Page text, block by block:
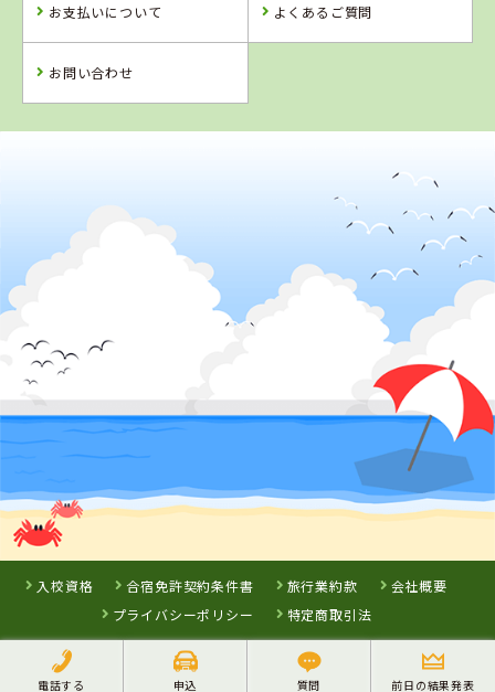
詳 細 予 約
詳 細 予 約
3位
人吉自動車学校
詳 細
詳 細
4位
スクール門司
詳 細
予 約
お支払いについて よくあるご質問
お問い合わせ
入校資格 合宿免許契約条件書 旅行業約款
会社概要
プライバシーポリシー
特定商取引法
電話する 申込 質問 前日の結果発表